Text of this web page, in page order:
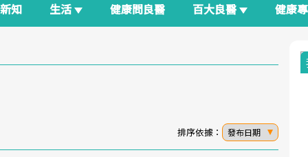
新知 生活 健康問良醫 百大良醫 健康
排序依據： 發布日期
良醫生活祭